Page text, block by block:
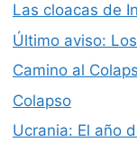
Las cloacas de
Último aviso:
Camino al
Colapso
Ucrania: El año